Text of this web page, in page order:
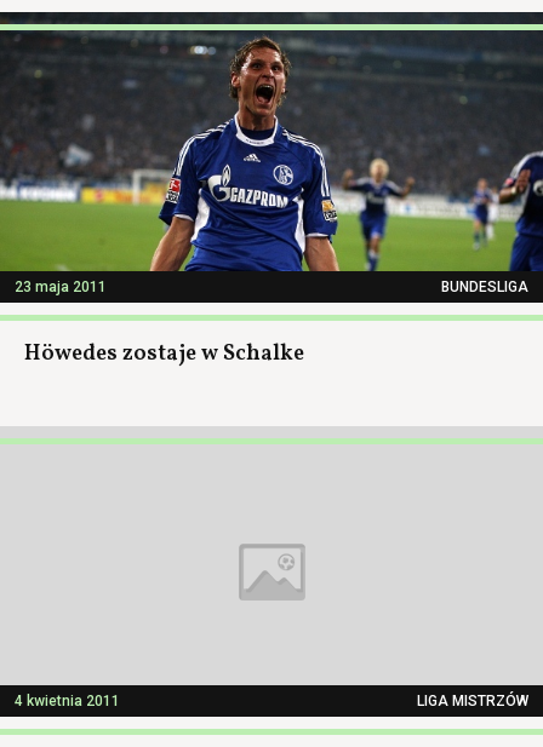
23 maja 2011 BUNDESLIGA
Höwedes zostaje w Schalke
4 kwietnia 2011 LIGA MISTRZÓW